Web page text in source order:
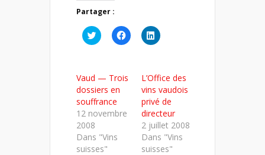
Partager :
Cliquez
pour
une
nouvelle
fenêtre)
Cliquez
pour
une
nouvelle
fenêtre)
Cliquez
pour
dans
une
nouvelle
fenêtre)
Vaud — Trois
dossiers en
souffrance
12 novembre
2008
Dans "Vins
suisses"
L’Office des
vins vaudois
privé de
directeur
2 juillet 2008
Dans "Vins
suisses"